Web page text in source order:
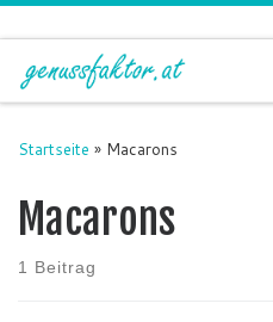
Zum Inhalt springen
Startseite » Macarons
Macarons
1 Beitrag